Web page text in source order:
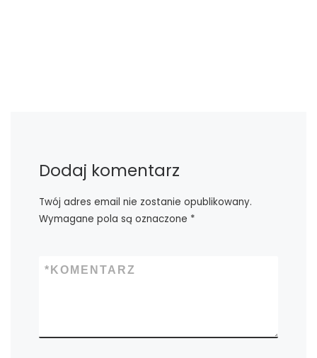
Dodaj komentarz
Twój adres email nie zostanie opublikowany.
Wymagane pola są oznaczone *
KOMENTARZ
*